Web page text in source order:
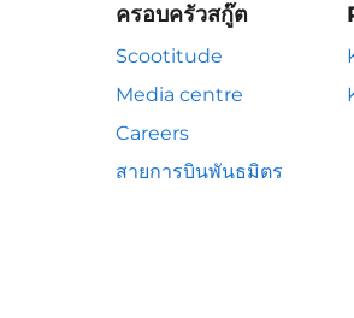
ครอบครัวสกู๊ต
Scootitude
Media centre
Careers
สายการบินพันธมิตร